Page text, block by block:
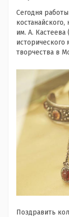
Сегодня
им. А. Кастеева
исторического
творчества в
Поздравить